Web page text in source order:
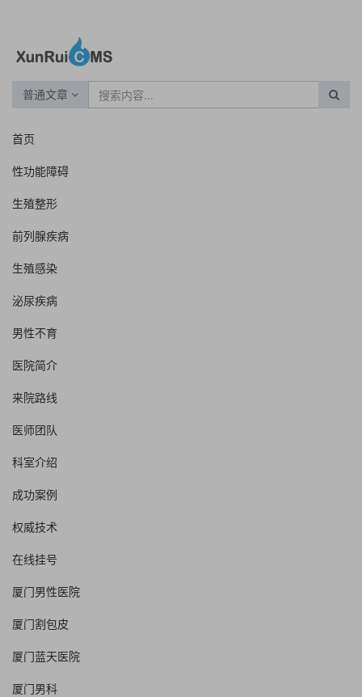
普通文章
首页
性功能障碍
生殖整形
前列腺疾病
生殖感染
泌尿疾病
男性不育
医院简介
来院路线
医师团队
科室介绍
成功案例
权威技术
在线挂号
厦门男性医院
厦门割包皮
厦门蓝天医院
厦门男科